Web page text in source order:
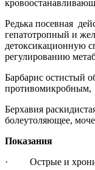
Редька посевная
гепатотропный и
детоксикационную
регулированию
Барбарис остистый
противомикробным,
Берхавия
болеутоляющее,
Показания
· Острые и